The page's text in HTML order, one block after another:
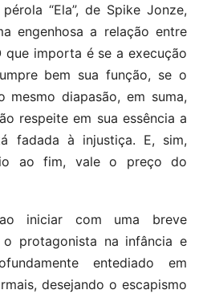
“Ela”, de Spike Jonze,
engenhosa a relação entre
que importa é se a execução
bem sua função, se o
mesmo diapasão, em suma,
respeite em sua essência a
fadada à injustiça. E, sim,
ao fim, vale o preço do
iniciar com uma breve
o protagonista na infância e
entediado em
desejando o escapismo